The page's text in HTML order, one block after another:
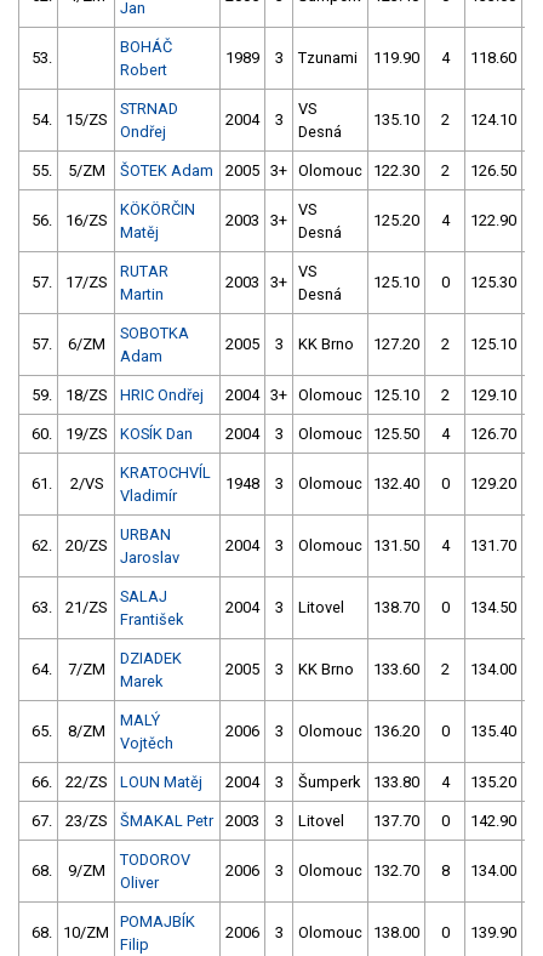
Jan
53.
BOHÁČ
Robert
1989 3 Tzunami 119.90 4 118.60
54. 15/ZS
STRNAD
Ondřej
2004 3
VS
Desná
135.10 2 124.10
55. 5/ZM ŠOTEK Adam 2005 3+ Olomouc 122.30 2 126.50
56. 16/ZS
KÖKÖRČIN
Matěj
2003 3+
VS
Desná
125.20 4 122.90
57. 17/ZS
RUTAR
Martin
2003 3+
VS
Desná
125.10 0 125.30
57. 6/ZM
SOBOTKA
Adam
2005 3 KK Brno 127.20 2 125.10
59. 18/ZS HRIC Ondřej 2004 3+ Olomouc 125.10 2 129.10
60. 19/ZS KOSÍK Dan 2004 3 Olomouc 125.50 4 126.70
61. 2/VS
KRATOCHVÍL
Vladimír
1948 3 Olomouc 132.40 0 129.20
62. 20/ZS
URBAN
Jaroslav
2004 3 Olomouc 131.50 4 131.70
63. 21/ZS
SALAJ
František
2004 3 Litovel 138.70 0 134.50
64. 7/ZM
DZIADEK
Marek
2005 3 KK Brno 133.60 2 134.00
65. 8/ZM
MALÝ
Vojtěch
2006 3 Olomouc 136.20 0 135.40
66. 22/ZS LOUN Matěj 2004 3 Šumperk 133.80 4 135.20
67. 23/ZS ŠMAKAL Petr 2003 3 Litovel 137.70 0 142.90
68. 9/ZM
TODOROV
Oliver
2006 3 Olomouc 132.70 8 134.00
68. 10/ZM
POMAJBÍK
Filip
2006 3 Olomouc 138.00 0 139.90